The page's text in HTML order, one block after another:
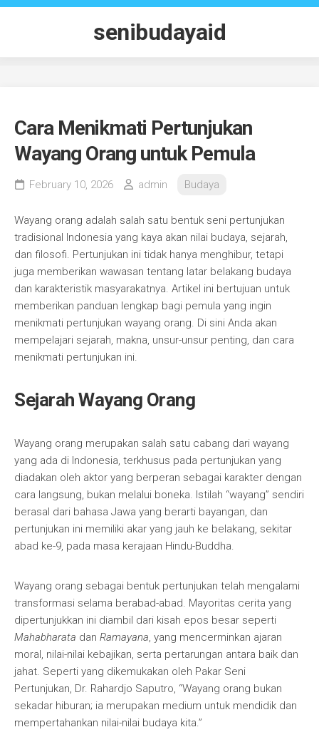
Skip
senibudayaid
Cara Menikmati Pertunjukan
Wayang Orang untuk Pemula
February 10, 2026 admin Budaya
Wayang orang adalah salah satu bentuk seni pertunjukan
tradisional Indonesia yang kaya akan nilai budaya, sejarah,
dan filosofi. Pertunjukan ini tidak hanya menghibur, tetapi
juga memberikan wawasan tentang latar belakang budaya
dan karakteristik masyarakatnya. Artikel ini bertujuan untuk
memberikan panduan lengkap bagi pemula yang ingin
menikmati pertunjukan wayang orang. Di sini Anda akan
mempelajari sejarah, makna, unsur-unsur penting, dan cara
menikmati pertunjukan ini.
Sejarah Wayang Orang
Wayang orang merupakan salah satu cabang dari wayang
yang ada di Indonesia, terkhusus pada pertunjukan yang
diadakan oleh aktor yang berperan sebagai karakter dengan
cara langsung, bukan melalui boneka. Istilah “wayang” sendiri
berasal dari bahasa Jawa yang berarti bayangan, dan
pertunjukan ini memiliki akar yang jauh ke belakang, sekitar
abad ke-9, pada masa kerajaan Hindu-Buddha.
Wayang orang sebagai bentuk pertunjukan telah mengalami
transformasi selama berabad-abad. Mayoritas cerita yang
dipertunjukkan ini diambil dari kisah epos besar seperti
Mahabharata dan Ramayana, yang mencerminkan ajaran
moral, nilai-nilai kebajikan, serta pertarungan antara baik dan
jahat. Seperti yang dikemukakan oleh Pakar Seni
Pertunjukan, Dr. Rahardjo Saputro, “Wayang orang bukan
sekadar hiburan; ia merupakan medium untuk mendidik dan
mempertahankan nilai-nilai budaya kita.”